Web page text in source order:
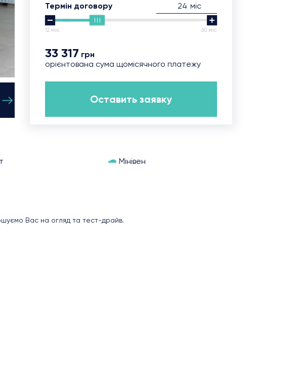
Термін договору міс
12 міс 60 міс
33 317 грн
орієнтована сума щомісячного платежу
Оставить заявку
Мінівен
Вас на огляд та тест-драйв.